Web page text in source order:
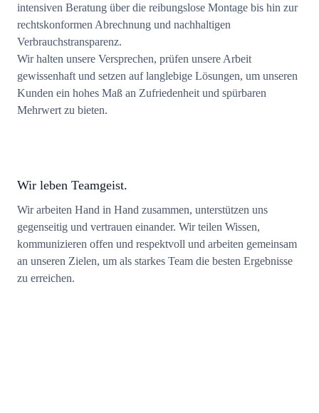
intensiven Beratung über die reibungslose Montage bis hin zur
rechtskonformen Abrechnung und nachhaltigen
Verbrauchstransparenz.
Wir halten unsere Versprechen, prüfen unsere Arbeit
gewissenhaft und setzen auf langlebige Lösungen, um unseren
Kunden ein hohes Maß an Zufriedenheit und spürbaren
Mehrwert zu bieten.
Wir leben Teamgeist.
Wir arbeiten Hand in Hand zusammen, unterstützen uns
gegenseitig und vertrauen einander. Wir teilen Wissen,
kommunizieren offen und respektvoll und arbeiten gemeinsam
an unseren Zielen, um als starkes Team die besten Ergebnisse
zu erreichen.